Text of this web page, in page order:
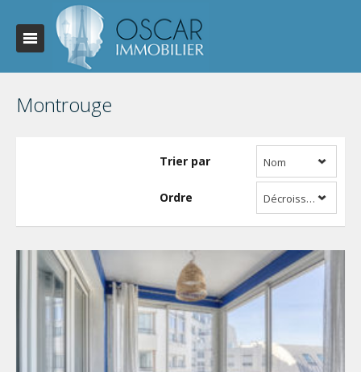
Montrouge
Trier par Nom
Ordre Décroissant